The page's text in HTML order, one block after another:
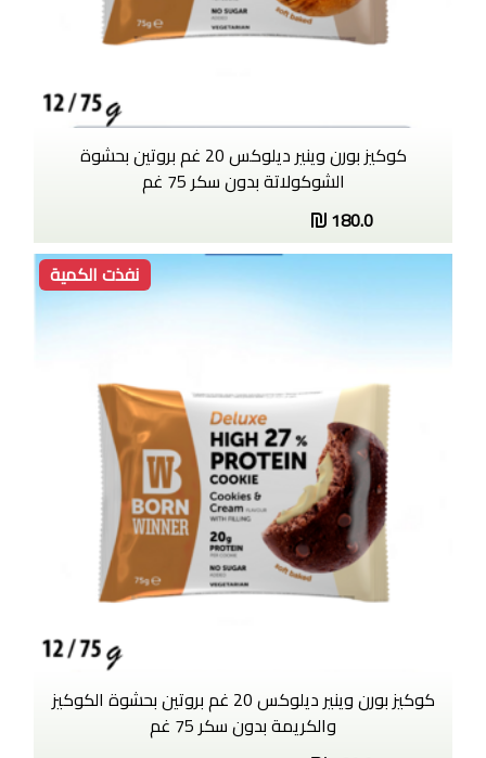
كوكيز بورن وينير ديلوكس 20 غم بروتين بحشوة
الشوكولاتة بدون سكر 75 غم
180.0
نفذت الكمية
كوكيز بورن وينير ديلوكس 20 غم بروتين بحشوة الكوكيز
والكريمة بدون سكر 75 غم